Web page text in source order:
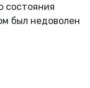
состояния
был недоволен